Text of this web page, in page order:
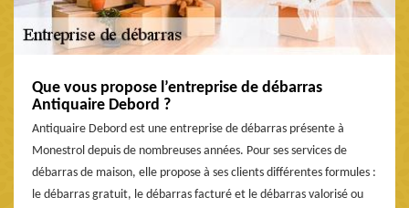
Que vous propose l’entreprise de débarras
Antiquaire Debord ?
Antiquaire Debord est une entreprise de débarras présente à
Monestrol depuis de nombreuses années. Pour ses services de
débarras de maison, elle propose à ses clients différentes formules :
le débarras gratuit, le débarras facturé et le débarras valorisé ou